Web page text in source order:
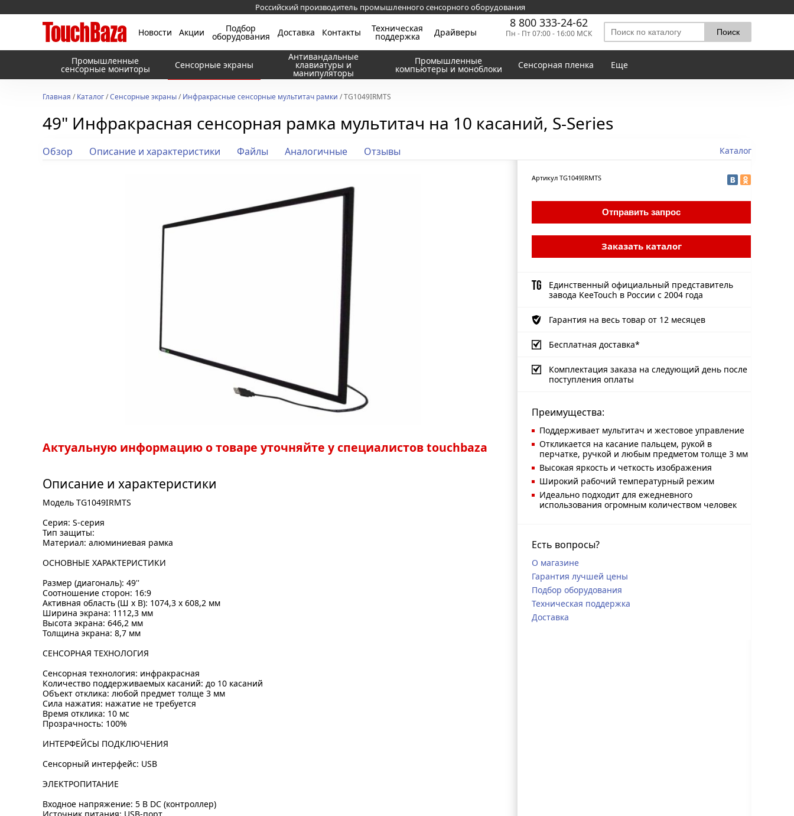
Российский производитель промышленного сенсорного оборудования
Новости Акции Подбор
оборудования Доставка Контакты Техническая
поддержка Драйверы
8 800 333-24-62
Пн - Пт 07:00 - 16:00 МСК
Промышленные
сенсорные мониторы Сенсорные экраны
Антивандальные
клавиатуры и
манипуляторы
Промышленные
компьютеры и моноблоки Сенсорная пленка Еще
Главная /Каталог/Сенсорные экраны/Инфракрасные сенсорные мультитач рамки / TG1049IRMTS
49" Инфракрасная сенсорная рамка мультитач на 10 касаний, S-Series
Обзор Описание и характеристики Файлы Аналогичные Отзывы Каталог
Актуальную информацию о товаре уточняйте у специалистов touchbaza
Описание и характеристики
Модель TG1049IRMTS
Серия: S-серия
Тип защиты:
Материал: алюминиевая рамка
ОСНОВНЫЕ ХАРАКТЕРИСТИКИ
Размер (диагональ): 49''
Соотношение сторон: 16:9
Активная область (Ш x В): 1074,3 x 608,2 мм
Ширина экрана: 1112,3 мм
Высота экрана: 646,2 мм
Толщина экрана: 8,7 мм
СЕНСОРНАЯ ТЕХНОЛОГИЯ
Сенсорная технология: инфракрасная
Количество поддерживаемых касаний: до 10 касаний
Объект отклика: любой предмет толще 3 мм
Сила нажатия: нажатие не требуется
Время отклика: 10 мс
Прозрачность: 100%
ИНТЕРФЕЙСЫ ПОДКЛЮЧЕНИЯ
Сенсорный интерфейс: USB
ЭЛЕКТРОПИТАНИЕ
Входное напряжение: 5 В DC (контроллер)
Артикул TG1049IRMTS
Отправить запрос
Заказать каталог
Единственный официальный представитель
завода KeeTouch в России с 2004 года
Гарантия на весь товар от 12 месяцев
Бесплатная доставка*
Комплектация заказа на следующий день после
поступления оплаты
Преимущества:
Поддерживает мультитач и жестовое управление
Откликается на касание пальцем, рукой в
перчатке, ручкой и любым предметом толще 3 мм
Высокая яркость и четкость изображения
Широкий рабочий температурный режим
Идеально подходит для ежедневного
использования огромным количеством человек
Есть вопросы?
О магазине
Гарантия лучшей цены
Подбор оборудования
Техническая поддержка
Доставка